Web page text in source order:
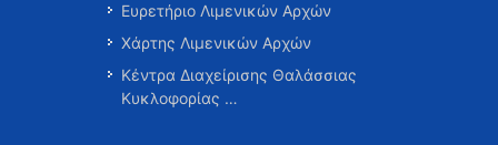
Ευρετήριο Λιμενικών Αρχών
Χάρτης Λιμενικών Αρχών
Κέντρα Διαχείρισης Θαλάσσιας
Κυκλοφορίας …